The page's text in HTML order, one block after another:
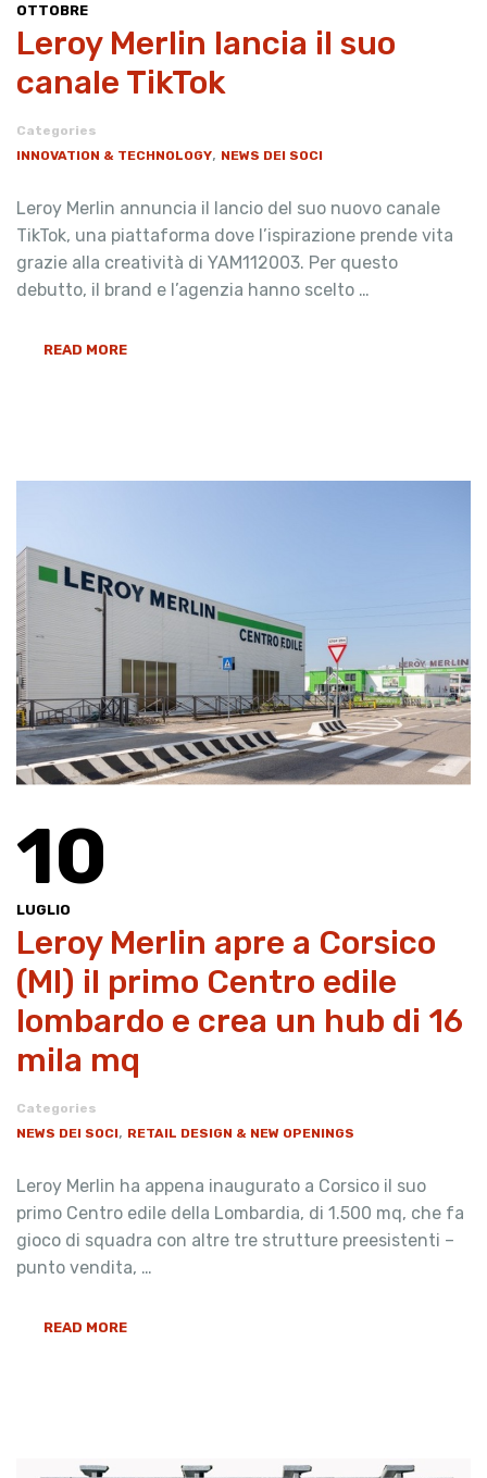
OTTOBRE
Leroy Merlin lancia il suo
canale TikTok
Categories
INNOVATION & TECHNOLOGY, NEWS DEI SOCI
Leroy Merlin annuncia il lancio del suo nuovo canale
TikTok, una piattaforma dove l’ispirazione prende vita
grazie alla creatività di YAM112003. Per questo
debutto, il brand e l’agenzia hanno scelto …
READ MORE
10
LUGLIO
Leroy Merlin apre a Corsico
(MI) il primo Centro edile
lombardo e crea un hub di 16
mila mq
Categories
NEWS DEI SOCI, RETAIL DESIGN & NEW OPENINGS
Leroy Merlin ha appena inaugurato a Corsico il suo
primo Centro edile della Lombardia, di 1.500 mq, che fa
gioco di squadra con altre tre strutture preesistenti –
punto vendita, …
READ MORE